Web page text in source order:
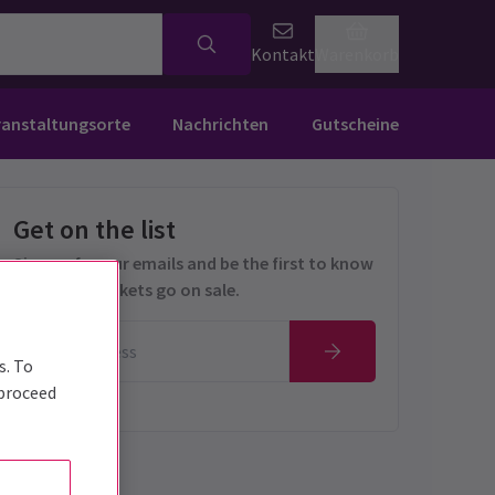
Kontakt
Nachrichten Gutscheine
Get on the list
Sign up for our emails and be the first to know
as soon as tickets go on sale.
To